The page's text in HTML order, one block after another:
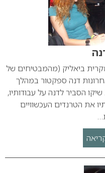
ביאליק (מהמבטיחים של
דנה ספקטור במהלך
הסביר לדנה על עבודותיו,
את הטרנדים העכשוויים